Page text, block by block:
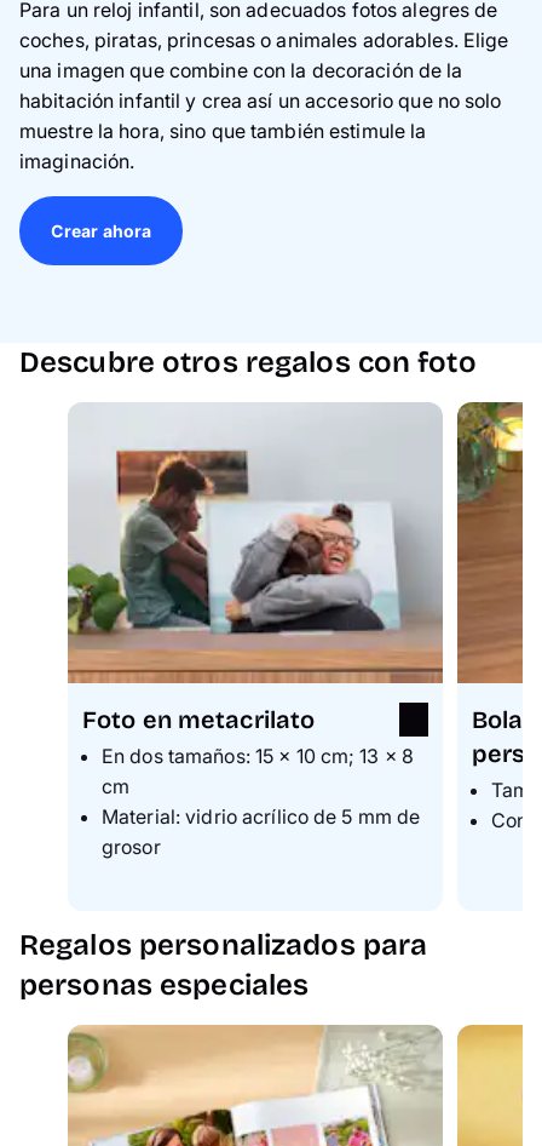
Para un reloj infantil, son adecuados fotos alegres de
coches, piratas, princesas o animales adorables. Elige
una imagen que combine con la decoración de la
habitación infantil y crea así un accesorio que no solo
muestre la hora, sino que también estimule la
imaginación.
Crear ahora
Descubre otros regalos con foto
Foto en metacrilato
En dos tamaños: 15 × 10 cm; 13 × 8
cm
Material: vidrio acrílico de 5 mm de
grosor
Bola
Con
Regalos personalizados para
personas especiales